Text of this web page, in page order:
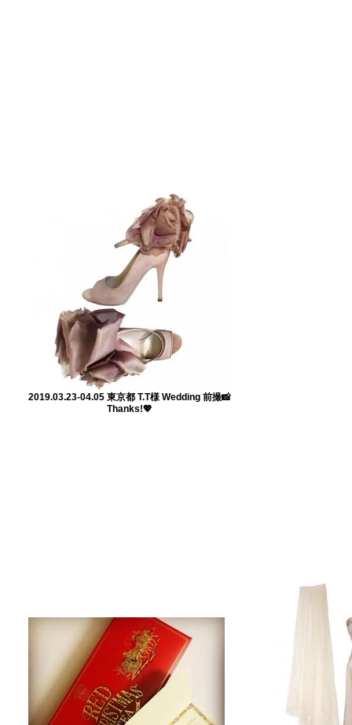
2019.03.23-04.05 東京都 T.T様 Wedding 前撮📸
Thanks!💖